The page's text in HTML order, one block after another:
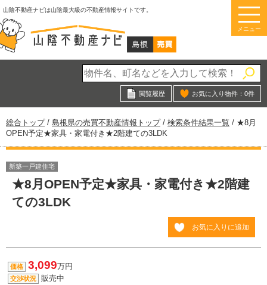
このページの本文へ
山陰不動産ナビは山陰最大級の不動産情報サイトです。
メニュー
閲覧履歴 お気に入り物件： 0件
現
在
の
置：
総合トップ/ 島根県の売買不動産情報トップ/ 検索条件結果一覧 / ★8月
OPEN予定★家具・家電付き★2階建ての3LDK
新築一戸建住宅
★8月OPEN予定★家具・家電付き★2階建
ての3LDK
お気に入りに追加
価格 3,099万円
交渉状況 販売中